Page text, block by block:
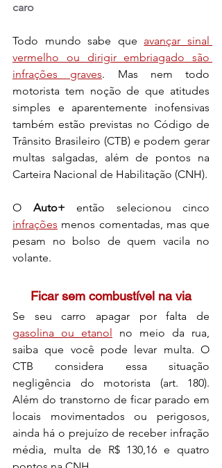
caro
Todo mundo sabe que avançar sinal
vermelho ou dirigir embriagado são
infrações graves. Mas nem todo
motorista tem noção de que atitudes
simples e aparentemente inofensivas
também estão previstas no Código de
Trânsito Brasileiro (CTB) e podem gerar
multas salgadas, além de pontos na
Carteira Nacional de Habilitação (CNH).
O Auto+
infrações menos comentadas, mas que
pesam no bolso de quem vacila no
volante.
Ficar sem combustível na via
gasolina ou etanol no meio da rua,
saiba que você pode levar multa. O
CTB considera essa situação
negligência do motorista (art. 180).
Além do transtorno de ficar parado em
locais movimentados ou perigosos,
ainda há o prejuízo de receber infração
média, multa de R$ 130,16 e quatro